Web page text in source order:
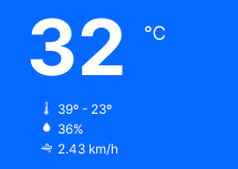
32 ℃
39º - 23º
36%
2.43 km/h